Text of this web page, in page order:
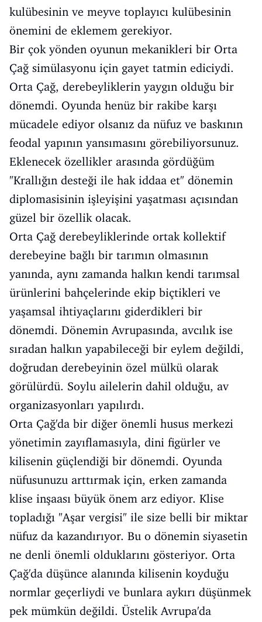
kulübesinin ve meyve toplayıcı kulübesinin
önemini de eklemem gerekiyor.
Bir çok yönden oyunun mekanikleri bir Orta
Çağ simülasyonu için gayet tatmin ediciydi.
Orta Çağ, derebeyliklerin yaygın olduğu bir
dönemdi. Oyunda henüz bir rakibe karşı
mücadele ediyor olsanız da nüfuz ve baskının
feodal yapının yansımasını görebiliyorsunuz.
Eklenecek özellikler arasında gördüğüm
"Krallığın desteği ile hak iddaa et" dönemin
diplomasisinin işleyişini yaşatması açısından
güzel bir özellik olacak.
Orta Çağ derebeyliklerinde ortak kollektif
derebeyine bağlı bir tarımın olmasının
yanında, aynı zamanda halkın kendi tarımsal
ürünlerini bahçelerinde ekip biçtikleri ve
yaşamsal ihtiyaçlarını giderdikleri bir
dönemdi. Dönemin Avrupasında, avcılık ise
sıradan halkın yapabileceği bir eylem değildi,
doğrudan derebeyinin özel mülkü olarak
görülürdü. Soylu ailelerin dahil olduğu, av
organizasyonları yapılırdı.
Orta Çağ'da bir diğer önemli husus merkezi
yönetimin zayıflamasıyla, dini figürler ve
kilisenin güçlendiği bir dönemdi. Oyunda
nüfusunuzu arttırmak için, erken zamanda
klise inşaası büyük önem arz ediyor. Klise
topladığı "Aşar vergisi" ile size belli bir miktar
nüfuz da kazandırıyor. Bu o dönemin siyasetin
ne denli önemli olduklarını gösteriyor. Orta
Çağ'da düşünce alanında kilisenin koyduğu
normlar geçerliydi ve bunlara aykırı düşünmek
pek mümkün değildi. Üstelik Avrupa'da